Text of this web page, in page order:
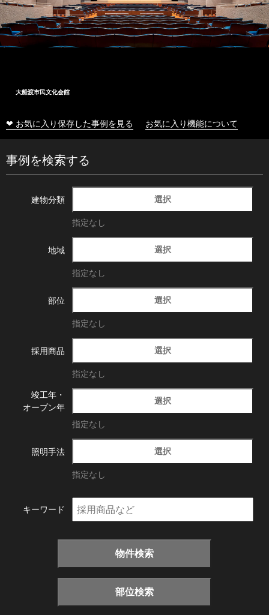
大船渡市民文化会館
❤ お気に入り保存した事例を見る お気に入り機能について
事例を検索する
建物分類 選択
指定なし
地域 選択
指定なし
部位 選択
指定なし
採用商品 選択
指定なし
竣工年・
オープン年
選択
指定なし
照明手法 選択
指定なし
キーワード
物件検索
部位検索